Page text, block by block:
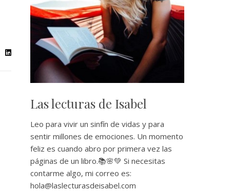
Las lecturas de Isabel
Leo para vivir un sinfín de vidas y para
sentir millones de emociones. Un momento
feliz es cuando abro por primera vez las
páginas de un libro.📚🌸💚 Si necesitas
contarme algo, mi correo es:
hola@laslecturasdeisabel.com